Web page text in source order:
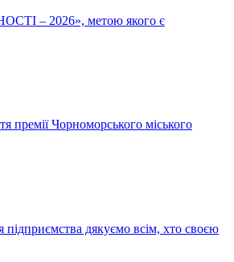
– 2026», метою якого є
премії Чорноморського міського
дякуємо всім, хто своєю